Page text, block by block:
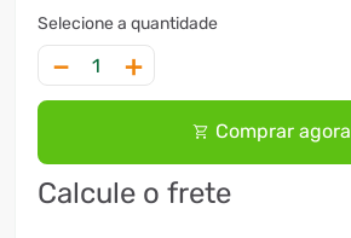
＋
－
Comprar agora
Calcule o frete